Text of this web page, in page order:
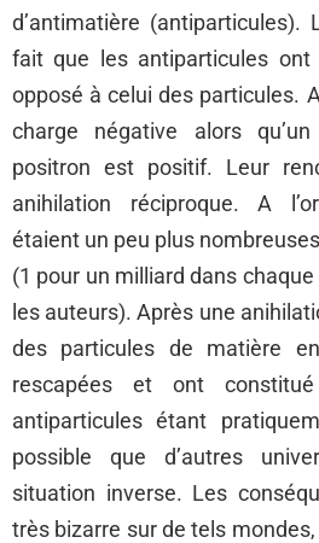
d’antimatière
fait que les antiparticules ont
opposé à celui des particules.
charge négative alors
positron est positif. Leur
anihilation réciproque. A
étaient un peu plus
(1 pour un milliard dans
les auteurs). Après une
des particules de matière
rescapées et ont
antiparticules étant
possible que d’autres
situation inverse. Les
très bizarre sur de tels